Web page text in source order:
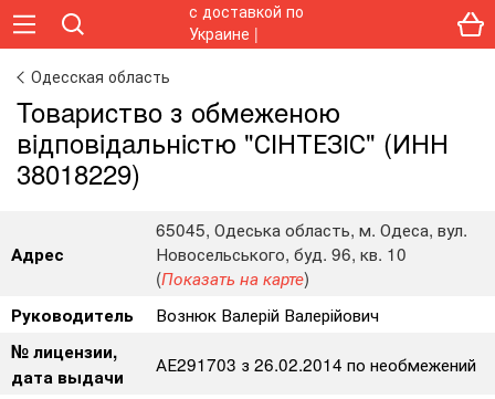
Одесская область
Toвapиcтвo з oбмeжeнoю
вiдпoвiдaльнicтю "СІНТЕЗІС" (ИНН
38018229)
Адрес
65045, Одеська область, м. Одеса, вул.
Новосельського, буд. 96, кв. 10
(Показать на карте)
Руководитель
Вознюк Валерій Валерійович
№ лицензии,
дата выдачи
АЕ291703 з 26.02.2014 по необмежений